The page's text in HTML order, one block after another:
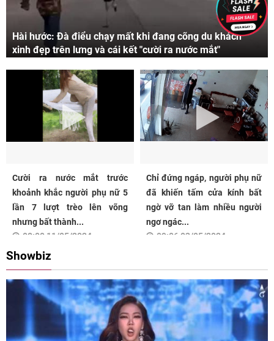
Hài hước: Đà điểu chạy mất khi đang cõng du khách
xinh đẹp trên lưng và cái kết "cười ra nước mắt"
Cười ra nước mắt trước
khoảnh khắc người phụ nữ 5
lần 7 lượt trèo lên võng
nhưng bất thành...
08:00 11/05/2024
Chỉ đứng ngáp, người phụ nữ
đã khiến tấm cửa kính bất
ngờ vỡ tan làm nhiều người
ngơ ngác...
09:06 03/05/2024
Showbiz